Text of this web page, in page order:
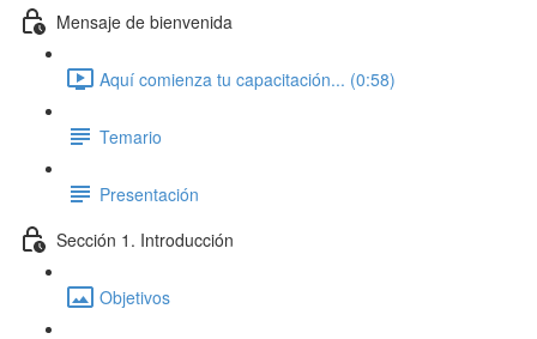
Mensaje de bienvenida
Aquí comienza tu capacitación... (0:58)
Temario
Presentación
Sección 1. Introducción
Objetivos